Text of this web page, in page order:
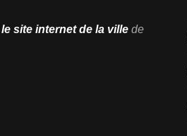
le site internet de la ville de